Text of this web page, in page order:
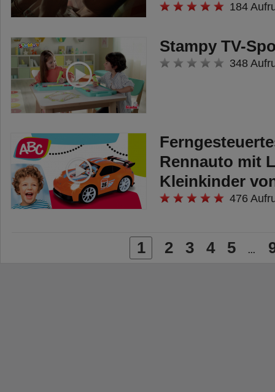
184
Stampy TV-
348
Rennauto mit
Kleinkinder
476
1 2 3 4 5 ...